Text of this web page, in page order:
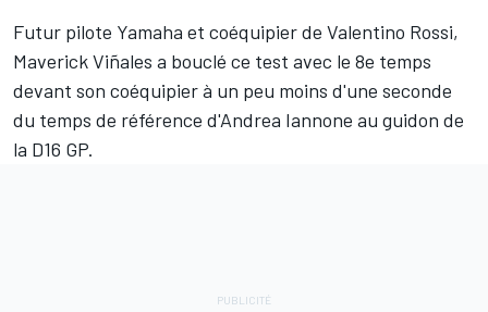
Futur pilote Yamaha et coéquipier de Valentino Rossi,
Maverick Viñales a bouclé ce test avec le 8e temps
devant son coéquipier à un peu moins d'une seconde
du temps de référence d'Andrea Iannone au guidon de
la D16 GP.